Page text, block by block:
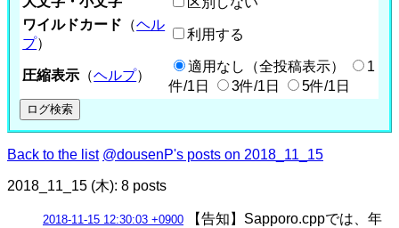
ワイルドカード （ヘル
プ）
利用する
圧縮表示 （ヘルプ）
適用なし（全投稿表示）
1
件/1日
3件/1日 5件/1日
Back to the list @dousenP's posts on 2018_11_15
2018_11_15 (木): 8 posts
2018-11-15 12:30:03 +0900 【告知】Sapporo.cppでは、年